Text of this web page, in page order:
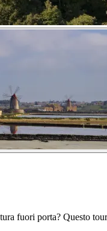
fuori porta? Questo